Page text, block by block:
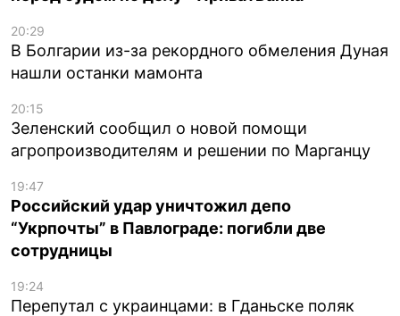
20:29
В Болгарии из-за рекордного обмеления Дуная
нашли останки мамонта
20:15
Зеленский сообщил о новой помощи
агропроизводителям и решении по Марганцу
19:47
Российский удар уничтожил депо
“Укрпочты” в Павлограде: погибли две
сотрудницы
19:24
Перепутал с украинцами: в Гданьске поляк